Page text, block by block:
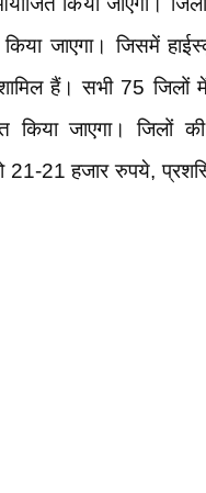
किया जाएगा। जिसमें
हैं। सभी 75 जिलों
किया जाएगा। जिलों
21-21 हजार रुपये,